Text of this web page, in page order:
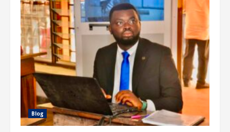
Blog